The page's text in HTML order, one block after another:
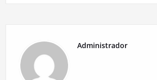
Administrador